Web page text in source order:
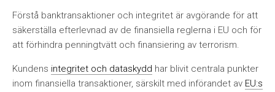
Förstå banktransaktioner och integritet är avgörande för att
säkerställa efterlevnad av de finansiella reglerna i EU och för
att förhindra penningtvätt och finansiering av terrorism.
Kundens integritet och dataskydd har blivit centrala punkter
inom finansiella transaktioner, särskilt med införandet av EU:s